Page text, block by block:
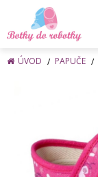
ÚVOD PAPUČE